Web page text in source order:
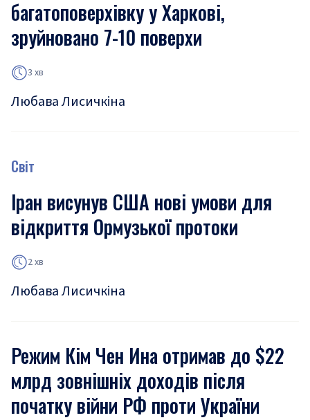
багатоповерхівку у Харкові,
зруйновано 7-10 поверхи
3 хв
Любава Лисичкіна
Світ
Іран висунув США нові умови для
відкриття Ормузької протоки
2 хв
Любава Лисичкіна
Режим Кім Чен Ина отримав до $22
млрд зовнішніх доходів після
початку війни РФ проти України